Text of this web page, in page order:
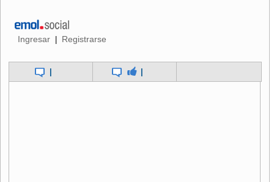
Ingresar | Registrarse
| |